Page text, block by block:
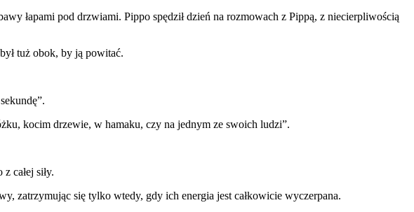
łapami pod drzwiami. Pippo spędził dzień na rozmowach z Pippą, z niecierpliwością
tuż obok, by ją powitać.
kocim drzewie, w hamaku, czy na jednym ze swoich ludzi”.
całej siły.
zatrzymując się tylko wtedy, gdy ich energia jest całkowicie wyczerpana.